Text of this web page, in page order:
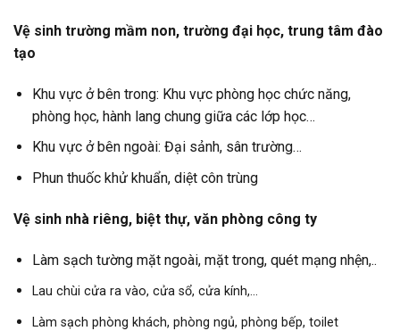
Vệ sinh trường mầm non, trường đại học, trung tâm đào
tạo
Khu vực ở bên trong: Khu vực phòng học chức năng,
phòng học, hành lang chung giữa các lớp học…
Khu vực ở bên ngoài: Đại sảnh, sân trường…
Phun thuốc khử khuẩn, diệt côn trùng
Vệ sinh nhà riêng, biệt thự, văn phòng công ty
Làm sạch tường mặt ngoài, mặt trong, quét mạng nhện,..
Lau chùi cửa ra vào, cửa sổ, cửa kính,…
Làm sạch phòng khách, phòng ngủ, phòng bếp, toilet